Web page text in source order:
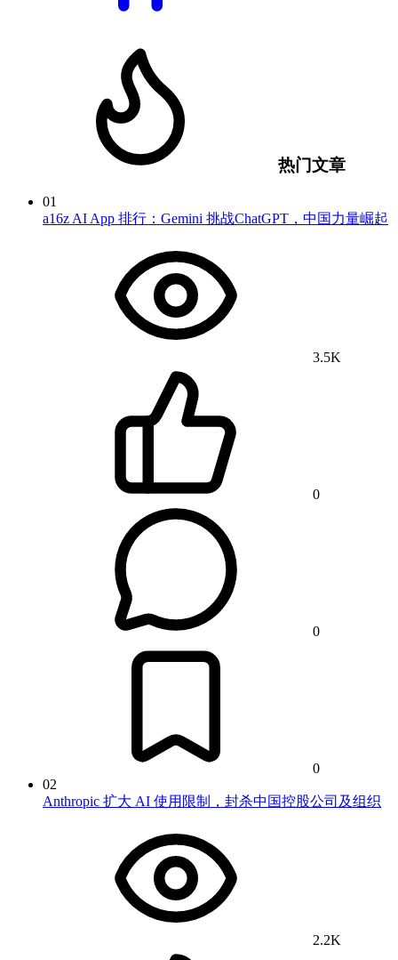
热门文章
01
a16z AI App 排行：Gemini 挑战ChatGPT，中国力量崛起
3.5K
0
0
0
02
Anthropic 扩大 AI 使用限制，封杀中国控股公司及组织
2.2K